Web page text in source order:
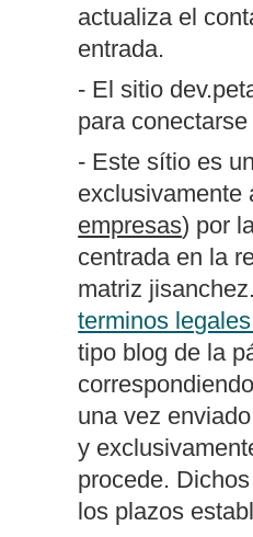
actualiza el
entrada.
- El sitio
para
- Este sítio es
exclusivamente
empresas) por
centrada en la
matriz
terminos
tipo blog de la
una vez
y
procede.
los plazos